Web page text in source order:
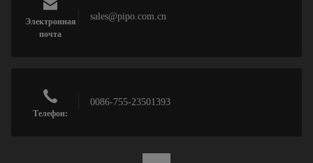
Электронная
почта
sales@pipo.com.cn
Телефон:
0086-755-23501393